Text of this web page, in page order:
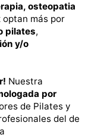
osteopatia
optan más por
pilates,
y/o
Nuestra
por
de Pilates y
del de